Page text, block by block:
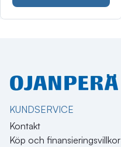
KUNDSERVICE
Kontakt
Köp och finansieringsvillkor